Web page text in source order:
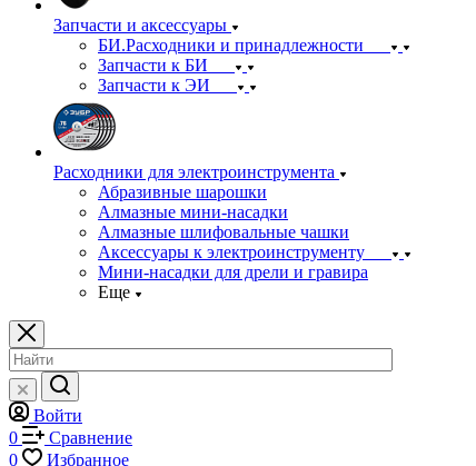
Запчасти и аксессуары
БИ.Расходники и принадлежности
Запчасти к БИ
Запчасти к ЭИ
Расходники для электроинструмента
Абразивные шарошки
Алмазные мини-насадки
Алмазные шлифовальные чашки
Аксессуары к электроинструменту
Мини-насадки для дрели и гравира
Еще
Войти
0
Сравнение
0
Избранное